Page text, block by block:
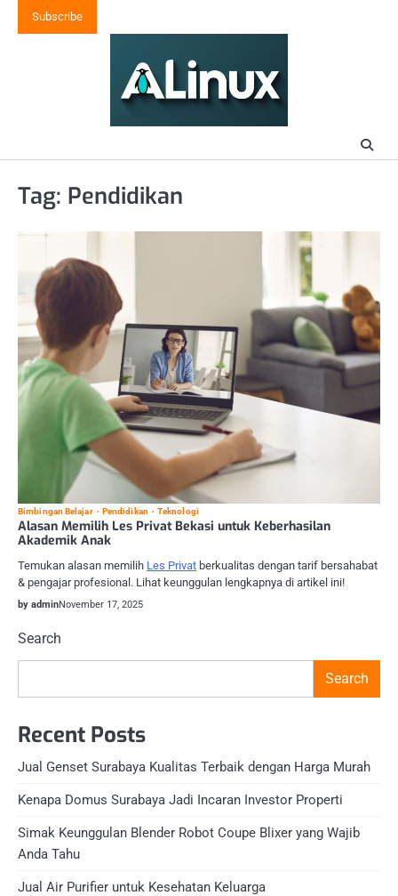
Subscribe
Tag: Pendidikan
Bimbingan Belajar Pendidikan Teknologi
Alasan Memilih Les Privat Bekasi untuk Keberhasilan
Akademik Anak
Temukan alasan memilih Les Privat berkualitas dengan tarif bersahabat
& pengajar profesional. Lihat keunggulan lengkapnya di artikel ini!
by adminNovember 17, 2025
Search
Search
Recent Posts
Jual Genset Surabaya Kualitas Terbaik dengan Harga Murah
Kenapa Domus Surabaya Jadi Incaran Investor Properti
Simak Keunggulan Blender Robot Coupe Blixer yang Wajib
Anda Tahu
Jual Air Purifier untuk Kesehatan Keluarga